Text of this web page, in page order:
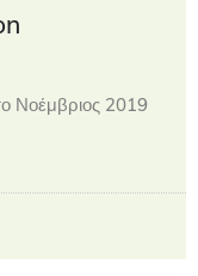
Νοέμβριος 2019